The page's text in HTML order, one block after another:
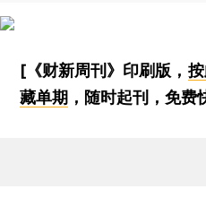
[《财新周刊》印刷版，
藏单期 ，随时起刊，免费